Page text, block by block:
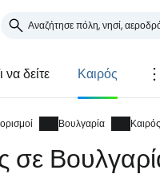
να δείτε Καιρός
Βουλγαρία Καιρός
σε
στο
ταξιδιωτική κοινότητα